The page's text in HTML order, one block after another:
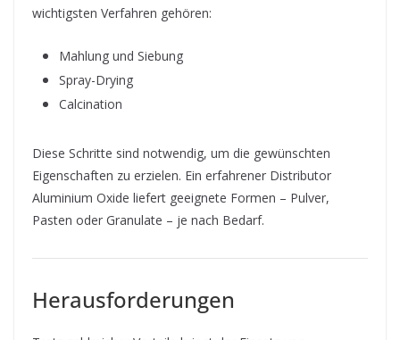
wichtigsten Verfahren gehören:
Mahlung und Siebung
Spray-Drying
Calcination
Diese Schritte sind notwendig, um die gewünschten
Eigenschaften zu erzielen. Ein erfahrener Distributor
Aluminium Oxide liefert geeignete Formen – Pulver,
Pasten oder Granulate – je nach Bedarf.
Herausforderungen